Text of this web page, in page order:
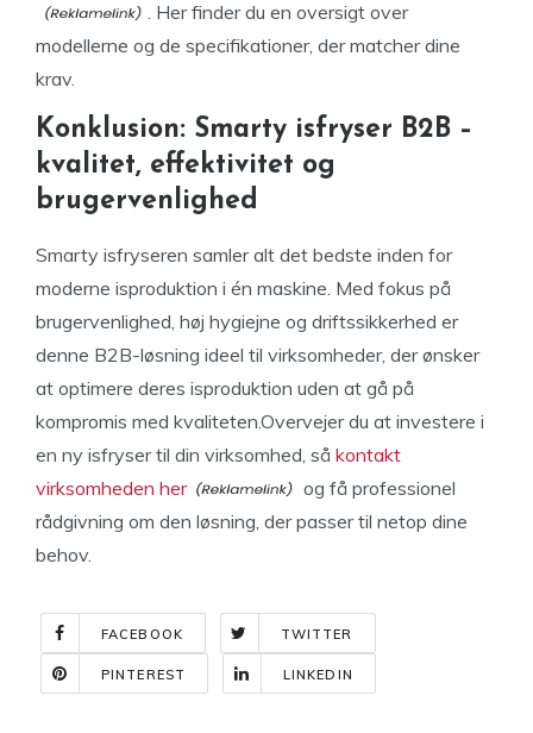
. Her finder du en oversigt over
modellerne og de specifikationer, der matcher dine
krav.
Konklusion: Smarty isfryser B2B –
kvalitet, effektivitet og
brugervenlighed
Smarty isfryseren samler alt det bedste inden for
moderne isproduktion i én maskine. Med fokus på
brugervenlighed, høj hygiejne og driftssikkerhed er
denne B2B-løsning ideel til virksomheder, der ønsker
at optimere deres isproduktion uden at gå på
kompromis med kvaliteten.Overvejer du at investere i
en ny isfryser til din virksomhed, så kontakt
virksomheden her
og få professionel
rådgivning om den løsning, der passer til netop dine
behov.
FACEBOOK TWITTER
PINTEREST LINKEDIN